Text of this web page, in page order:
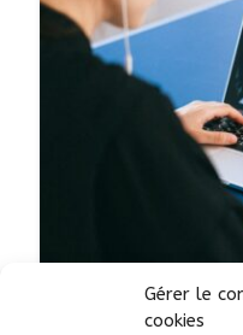
Gérer le
cookies